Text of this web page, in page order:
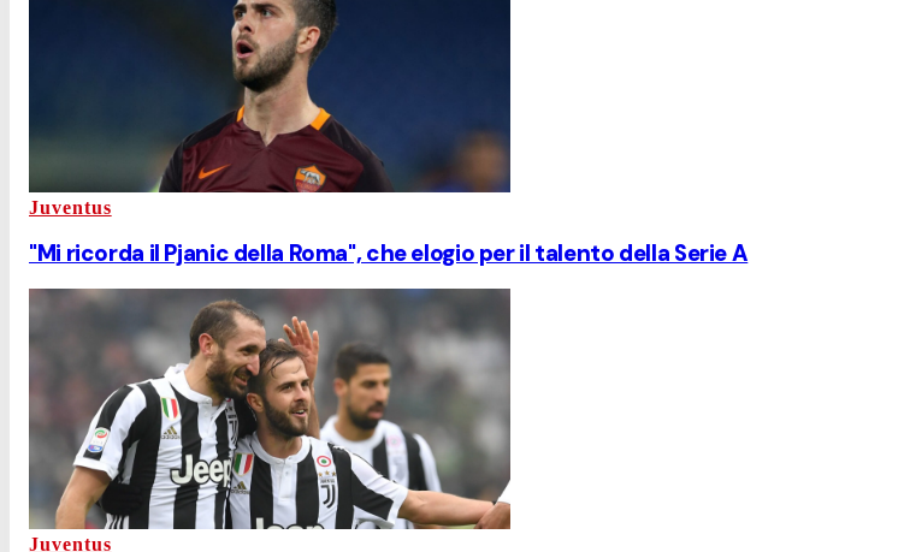
Juventus
"Mi ricorda il Pjanic della Roma", che elogio per il talento della Serie A
Juventus